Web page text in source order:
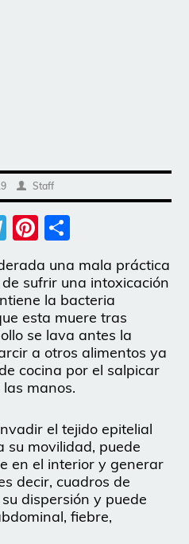
Staff
Telegram
Pinterest
una mala práctica
sufrir una intoxicación
la bacteria
esta muere tras
se lava antes la
a otros alimentos ya
cocina por el salpicar
manos.
el tejido epitelial
su movilidad, puede
en el interior y generar
decir, cuadros de
dispersión y puede
fiebre,